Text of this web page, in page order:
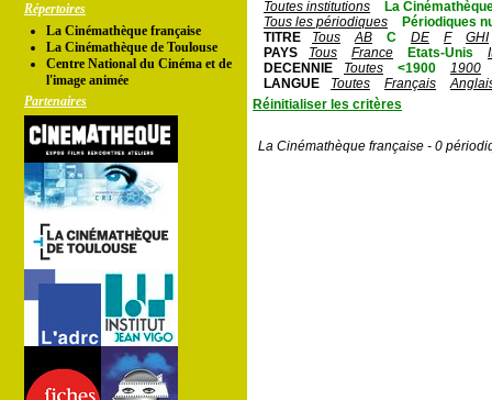
Répertoires
La Cinémathèque française
La Cinémathèque de Toulouse
Centre National du Cinéma et de
l'image animée
Partenaires
Toutes institutions
La
Tous les périodiques
Périodiques
TITRE
Tous AB C DE F
GHI
PAYS
Tous France Etats-Unis
DECENNIE
Toutes <1900
1900
LANGUE
Toutes Français
Réinitialiser les critères
La Cinémathèque française - 0